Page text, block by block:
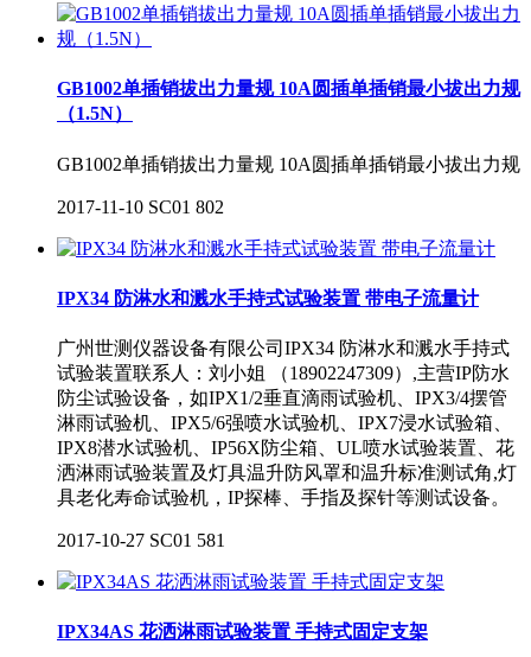
GB1002单插销拔出力量规 10A圆插单插销最小拔出力规
（1.5N）
GB1002单插销拔出力量规 10A圆插单插销最小拔出力规
2017-11-10 SC01 802
IPX34 防淋水和溅水手持式试验装置 带电子流量计
广州世测仪器设备有限公司IPX34 防淋水和溅水手持式
试验装置联系人：刘小姐 （18902247309）,主营IP防水
防尘试验设备，如IPX1/2垂直滴雨试验机、IPX3/4摆管
淋雨试验机、IPX5/6强喷水试验机、IPX7浸水试验箱、
IPX8潜水试验机、IP56X防尘箱、UL喷水试验装置、花
洒淋雨试验装置及灯具温升防风罩和温升标准测试角,灯
具老化寿命试验机，IP探棒、手指及探针等测试设备。
2017-10-27 SC01 581
IPX34AS 花洒淋雨试验装置 手持式固定支架